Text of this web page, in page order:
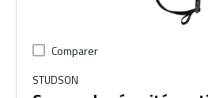
Comparer
STUDSON